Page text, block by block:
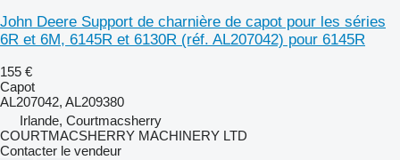
John Deere Support de charnière de capot pour les séries
6R et 6M, 6145R et 6130R (réf. AL207042) pour 6145R
155 €
Capot
AL207042, AL209380
Irlande, Courtmacsherry
COURTMACSHERRY MACHINERY LTD
Contacter le vendeur